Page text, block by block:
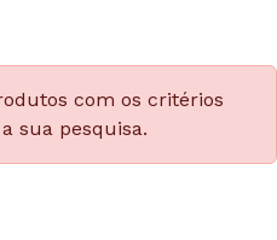
com os critérios
sua pesquisa.